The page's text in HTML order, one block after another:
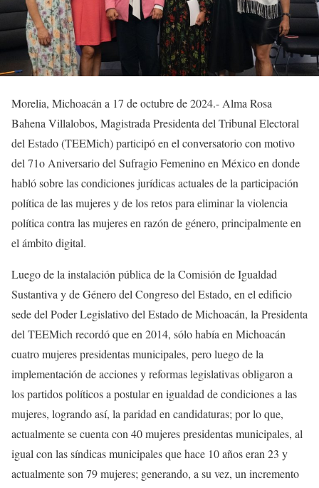
Morelia, Michoacán a 17 de octubre de 2024.- Alma Rosa
Bahena Villalobos, Magistrada Presidenta del Tribunal Electoral
del Estado (TEEMich) participó en el conversatorio con motivo
del 71o Aniversario del Sufragio Femenino en México en donde
habló sobre las condiciones jurídicas actuales de la participación
política de las mujeres y de los retos para eliminar la violencia
política contra las mujeres en razón de género, principalmente en
el ámbito digital.
Luego de la instalación pública de la Comisión de Igualdad
Sustantiva y de Género del Congreso del Estado, en el edificio
sede del Poder Legislativo del Estado de Michoacán, la Presidenta
del TEEMich recordó que en 2014, sólo había en Michoacán
cuatro mujeres presidentas municipales, pero luego de la
implementación de acciones y reformas legislativas obligaron a
los partidos políticos a postular en igualdad de condiciones a las
mujeres, logrando así, la paridad en candidaturas; por lo que,
actualmente se cuenta con 40 mujeres presidentas municipales, al
igual con las síndicas municipales que hace 10 años eran 23 y
actualmente son 79 mujeres; generando, a su vez, un incremento